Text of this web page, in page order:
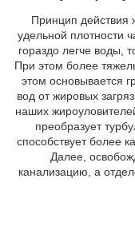
Принцип действия
удельной плотности
гораздо легче воды,
При этом более
этом основывается
вод от жировых
наших
преобразует
способствует более
Далее,
канализацию, а